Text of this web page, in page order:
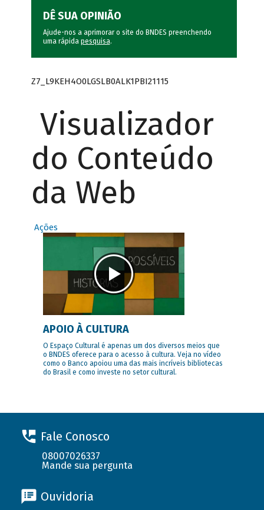
DÊ SUA OPINIÃO
Ajude-nos a aprimorar o site do BNDES preenchendo
uma rápida pesquisa.
Z7_L9KEH4O0LGSLB0ALK1PBI21115
Visualizador
do Conteúdo
da Web
Ações
APOIO À CULTURA
O Espaço Cultural é apenas um dos diversos meios que
o BNDES oferece para o acesso à cultura. Veja no vídeo
como o Banco apoiou uma das mais incríveis bibliotecas
do Brasil e como investe no setor cultural.
Fale Conosco
08007026337
Mande sua pergunta
Ouvidoria